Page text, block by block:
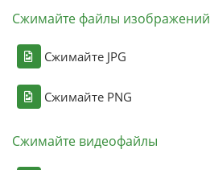
Сжимайте файлы изображений
Сжимайте JPG
Сжимайте PNG
Сжимайте видеофайлы